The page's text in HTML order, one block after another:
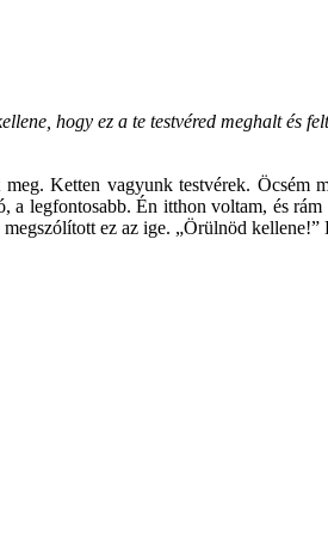
hogy ez a te testvéred meghalt és
Ketten vagyunk testvérek.
legfontosabb. Én itthon voltam, és
ez az ige. „Örülnöd